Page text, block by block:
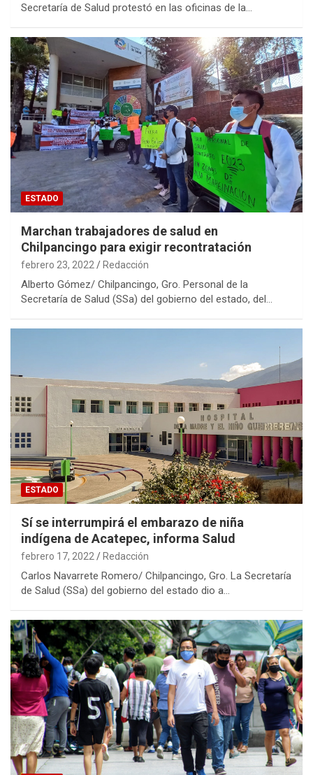
Secretaría de Salud protestó en las oficinas de la…
ESTADO
Marchan trabajadores de salud en
Chilpancingo para exigir recontratación
febrero 23, 2022 Redacción
Alberto Gómez/ Chilpancingo, Gro. Personal de la
Secretaría de Salud (SSa) del gobierno del estado, del…
ESTADO
Sí se interrumpirá el embarazo de niña
indígena de Acatepec, informa Salud
febrero 17, 2022 Redacción
Carlos Navarrete Romero/ Chilpancingo, Gro. La Secretaría
de Salud (SSa) del gobierno del estado dio a…